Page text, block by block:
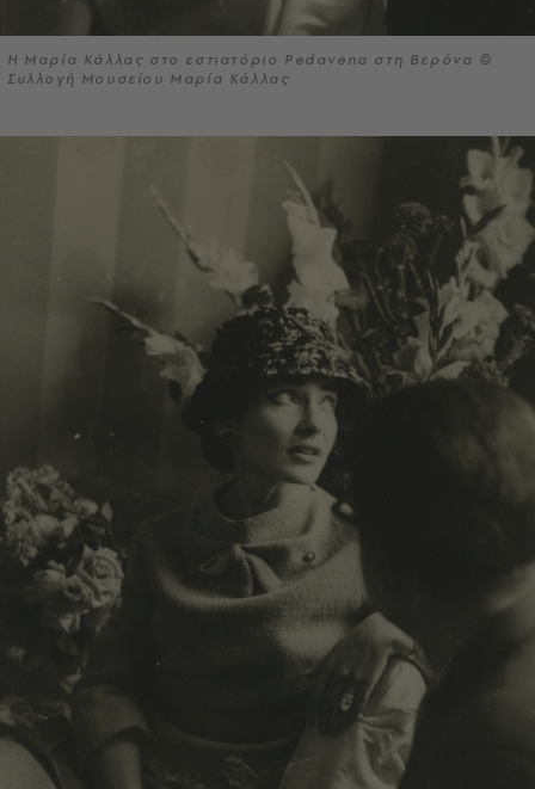
Η Μαρία Κάλλας στο εστιατόριο Pedavena στη Βερόνα ©
Συλλογή Μουσείου Μαρία Κάλλας